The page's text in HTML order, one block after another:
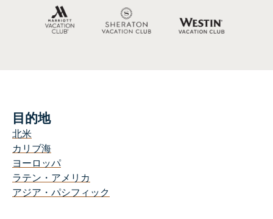
目的地
北米
カリブ海
ヨーロッパ
ラテン・アメリカ
アジア・パシフィック